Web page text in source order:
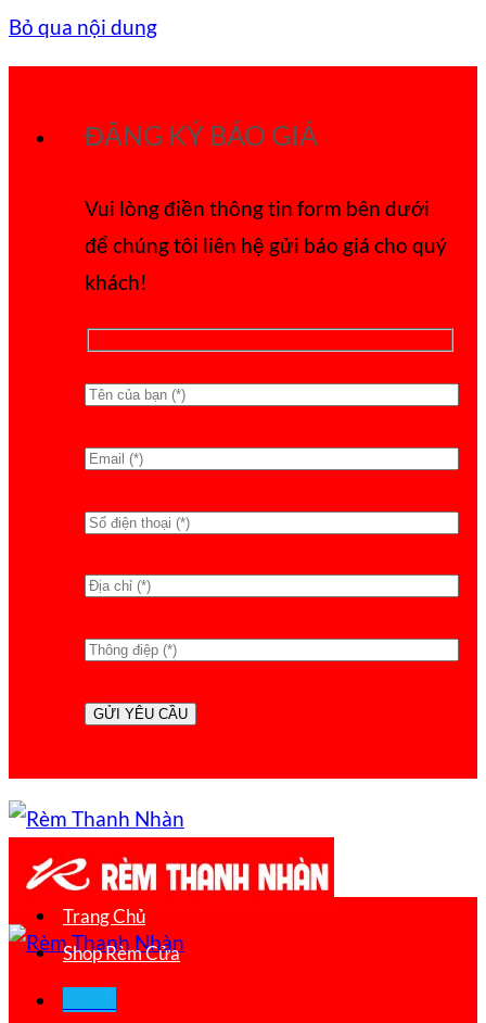
Bỏ qua nội dung
ĐĂNG KÝ BÁO GIÁ
Vui lòng điền thông tin form bên dưới
để chúng tôi liên hệ gửi báo giá cho quý
khách!
Trang Chủ
Shop Rèm Cửa